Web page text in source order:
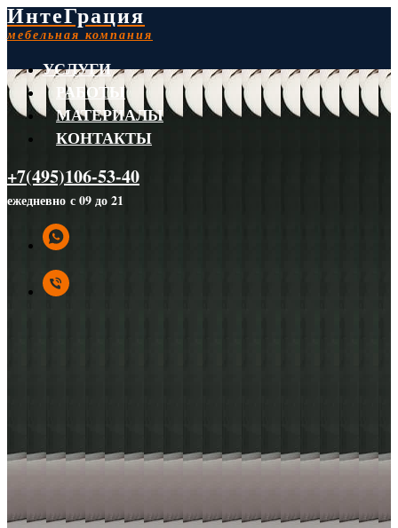
ИнтеГрация
мебельная компания
УСЛУГИ
РАБОТЫ
МАТЕРИАЛЫ
КОНТАКТЫ
+7(495)106-53-40
ежедневно с 09 до 21